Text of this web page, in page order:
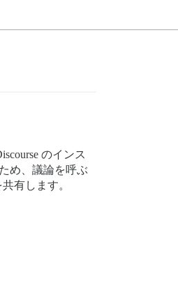
のインス
め、議論を呼ぶ
有します。